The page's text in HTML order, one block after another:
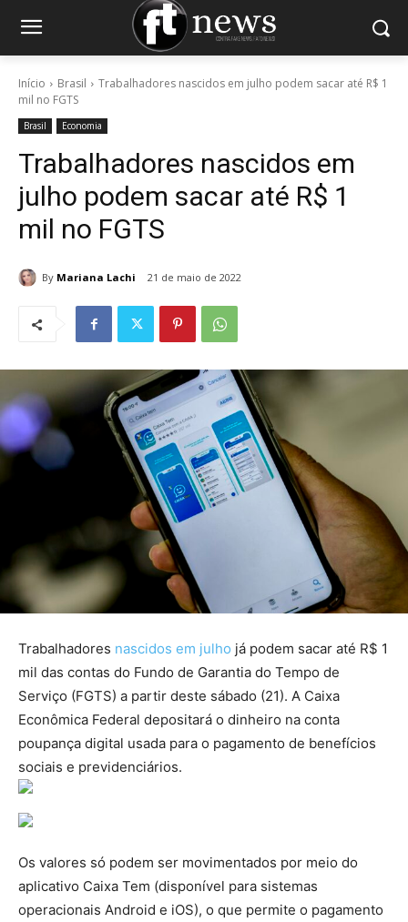
Início Brasil
Trabalhadores nascidos em julho podem sacar até R$ 1
mil no FGTS
Brasil Economia
Trabalhadores nascidos em
julho podem sacar até R$ 1
mil no FGTS
By Mariana Lachi 21 de maio de 2022
Trabalhadores nascidos em julho já podem sacar até R$ 1
mil das contas do Fundo de Garantia do Tempo de
Serviço (FGTS) a partir deste sábado (21). A Caixa
Econômica Federal depositará o dinheiro na conta
poupança digital usada para o pagamento de benefícios
sociais e previdenciários.
Os valores só podem ser movimentados por meio do
aplicativo Caixa Tem (disponível para sistemas
operacionais Android e iOS), o que permite o pagamento